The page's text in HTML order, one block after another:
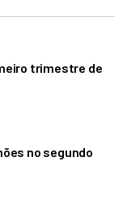
trimestre de
no segundo